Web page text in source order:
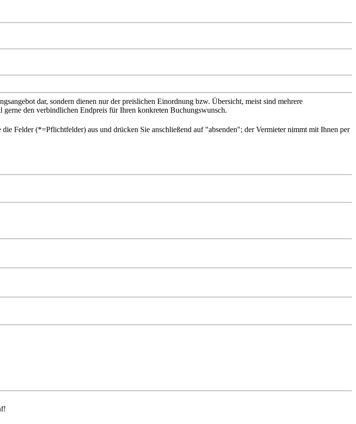
dar, sondern dienen nur der preislichen Einordnung bzw. Übersicht, meist sind mehrere
den verbindlichen Endpreis für Ihren konkreten Buchungswunsch.
Felder (*=Pflichtfelder) aus und drücken Sie anschließend auf "absenden"; der Vermieter nimmt mit Ihnen per